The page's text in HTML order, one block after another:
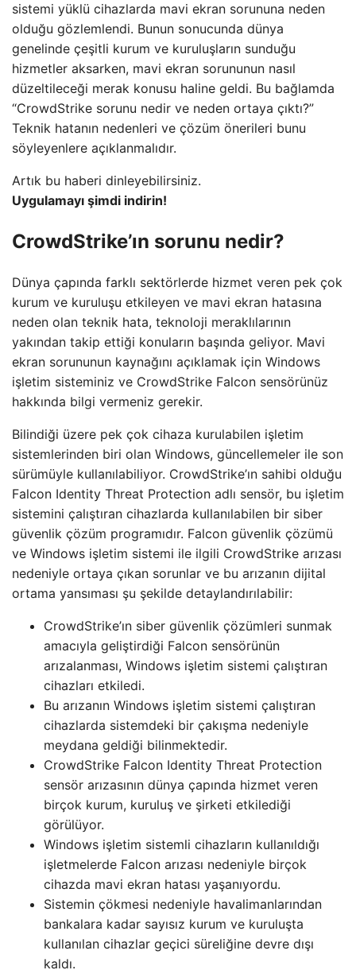
sistemi yüklü cihazlarda mavi ekran sorununa neden
olduğu gözlemlendi. Bunun sonucunda dünya
genelinde çeşitli kurum ve kuruluşların sunduğu
hizmetler aksarken, mavi ekran sorununun nasıl
düzeltileceği merak konusu haline geldi. Bu bağlamda
“CrowdStrike sorunu nedir ve neden ortaya çıktı?”
Teknik hatanın nedenleri ve çözüm önerileri bunu
söyleyenlere açıklanmalıdır.
Artık bu haberi dinleyebilirsiniz.
Uygulamayı şimdi indirin!
CrowdStrike’ın sorunu nedir?
Dünya çapında farklı sektörlerde hizmet veren pek çok
kurum ve kuruluşu etkileyen ve mavi ekran hatasına
neden olan teknik hata, teknoloji meraklılarının
yakından takip ettiği konuların başında geliyor. Mavi
ekran sorununun kaynağını açıklamak için Windows
işletim sisteminiz ve CrowdStrike Falcon sensörünüz
hakkında bilgi vermeniz gerekir.
Bilindiği üzere pek çok cihaza kurulabilen işletim
sistemlerinden biri olan Windows, güncellemeler ile son
sürümüyle kullanılabiliyor. CrowdStrike’ın sahibi olduğu
Falcon Identity Threat Protection adlı sensör, bu işletim
sistemini çalıştıran cihazlarda kullanılabilen bir siber
güvenlik çözüm programıdır. Falcon güvenlik çözümü
ve Windows işletim sistemi ile ilgili CrowdStrike arızası
nedeniyle ortaya çıkan sorunlar ve bu arızanın dijital
ortama yansıması şu şekilde detaylandırılabilir:
CrowdStrike’ın siber güvenlik çözümleri sunmak
amacıyla geliştirdiği Falcon sensörünün
arızalanması, Windows işletim sistemi çalıştıran
cihazları etkiledi.
Bu arızanın Windows işletim sistemi çalıştıran
cihazlarda sistemdeki bir çakışma nedeniyle
meydana geldiği bilinmektedir.
CrowdStrike Falcon Identity Threat Protection
sensör arızasının dünya çapında hizmet veren
birçok kurum, kuruluş ve şirketi etkilediği
görülüyor.
Windows işletim sistemli cihazların kullanıldığı
işletmelerde Falcon arızası nedeniyle birçok
cihazda mavi ekran hatası yaşanıyordu.
Sistemin çökmesi nedeniyle havalimanlarından
bankalara kadar sayısız kurum ve kuruluşta
kullanılan cihazlar geçici süreliğine devre dışı
kaldı.